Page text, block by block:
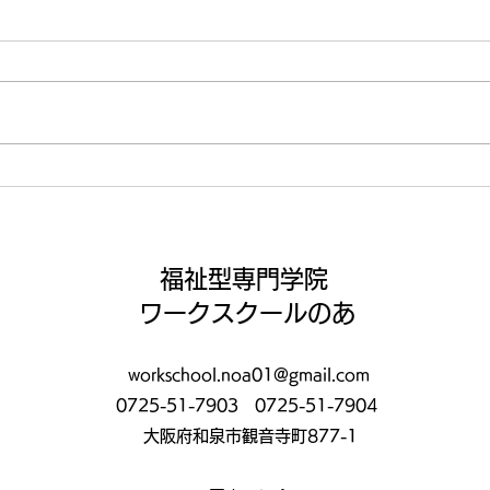
いよいよ納涼祭まであと1週
この
福祉型専門学院
ワークスクールのあ
workschool.noa01@gmail.com
0725-51-7903
0725-51-7904
大阪府和泉市観音寺町877-1